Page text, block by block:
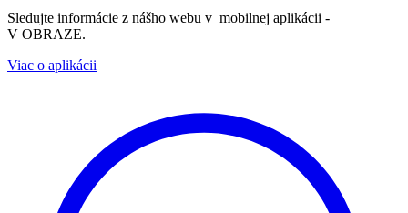
Sledujte informácie z nášho webu v mobilnej aplikácii -
V OBRAZE.
Viac o aplikácii